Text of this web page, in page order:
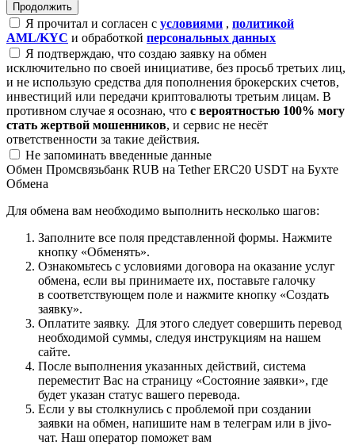
Я прочитал и согласен с условиями , политикой
AML/KYC и обработкой персональных данных
Я подтверждаю, что создаю заявку на обмен
исключительно по своей инициативе, без просьб третьих лиц,
и не использую средства для пополнения брокерских счетов,
инвестиций или передачи криптовалюты третьим лицам. В
противном случае я осознаю, что с вероятностью 100% могу
стать жертвой мошенников, и сервис не несёт
ответственности за такие действия.
Не запоминать введенные данные
Обмен Промсвязьбанк RUB на Tether ERC20 USDT на Бухте
Обмена
Для обмена вам необходимо выполнить несколько шагов:
Заполните все поля представленной формы. Нажмите
кнопку «Обменять».
Ознакомьтесь с условиями договора на оказание услуг
обмена, если вы принимаете их, поставьте галочку
в соответствующем поле и нажмите кнопку «Создать
заявку».
Оплатите заявку. Для этого следует совершить перевод
необходимой суммы, следуя инструкциям на нашем
сайте.
После выполнения указанных действий, система
переместит Вас на страницу «Состояние заявки», где
будет указан статус вашего перевода.
Если у вы столкнулись с проблемой при создании
заявки на обмен, напишите нам в телеграм или в jivo-
чат. Наш оператор поможет вам